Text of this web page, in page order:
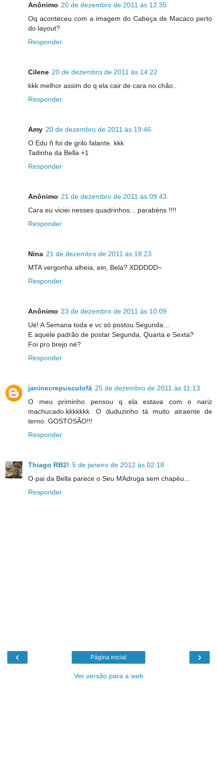
Anônimo 20 de dezembro de 2011 às 12:35
Oq aconteceu com a imagem do Cabeça de Macaco perto
do layout?
Responder
Cilene 20 de dezembro de 2011 às 14:22
kkk melhor assim do q ela cair de cara no chão..
Responder
Amy 20 de dezembro de 2011 às 19:46
O Edu ñ foi de grilo falante. kkk
Tadinha da Bella +1
Responder
Anônimo 21 de dezembro de 2011 às 09:43
Cara eu viciei nesses quadrinhos... parabéns !!!!
Responder
Nina 21 de dezembro de 2011 às 18:23
MTA vergonha alheia, ein, Bela? XDDDDD~
Responder
Anônimo 23 de dezembro de 2011 às 10:09
Ué! A Semana toda e vc só postou Segunda...
E aquele padrão de postar Segunda, Quarta e Sexta?
Foi pro brejo né?
Responder
janinecrepusculofã 25 de dezembro de 2011 às 11:13
O meu priminho pensou q ela estava com o nariz
machucado.kkkkkkk. O duduzinho tá muito atraente de
terno. GOSTOSÃO!!!
Responder
Thiago RB2! 5 de janeiro de 2012 às 02:18
O pai da Bella parece o Seu MAdruga sem chapéu...
Responder
‹ ›
Página inicial
Ver versão para a web